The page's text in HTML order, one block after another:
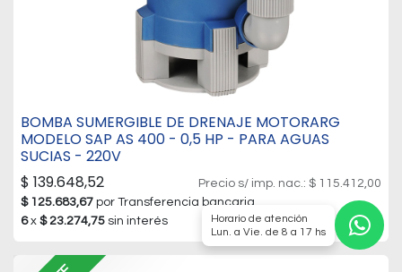
BOMBA SUMERGIBLE DE DRENAJE MOTORARG
MODELO SAP AS 400 - 0,5 HP - PARA AGUAS
SUCIAS - 220V
$ 139.648,52 Precio s/ imp. nac.: $ 115.412,00
$ 125.683,67 por Transferencia bancaria
6x $23.274,75 sin interés
Horario de atención
Lun. a Vie. de 8 a 17 hs